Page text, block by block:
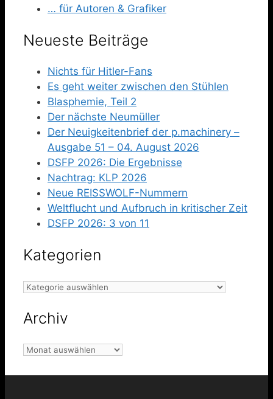
… für Autoren & Grafiker
Neueste Beiträge
Nichts für Hitler-Fans
Es geht weiter zwischen den Stühlen
Blasphemie, Teil 2
Der nächste Neumüller
Der Neuigkeitenbrief der p.machinery –
Ausgabe 51 – 04. August 2026
DSFP 2026: Die Ergebnisse
Nachtrag: KLP 2026
Neue REISSWOLF-Nummern
Weltflucht und Aufbruch in kritischer Zeit
DSFP 2026: 3 von 11
Kategorien
Kategorien
Archiv
Archiv